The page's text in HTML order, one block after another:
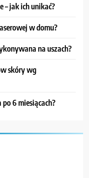
– jak ich unikać?
w domu?
na uszach?
skóry wg
6 miesiącach?